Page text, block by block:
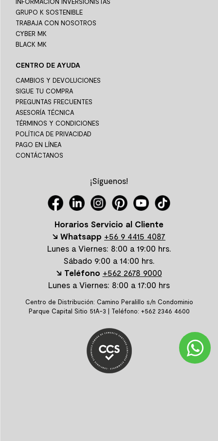
GRUPO K SOSTENIBLE
TRABAJA CON NOSOTROS
CYBER MK
BLACK MK
CENTRO DE AYUDA
CAMBIOS Y DEVOLUCIONES
SIGUE TU COMPRA
PREGUNTAS FRECUENTES
ASESORÍA TÉCNICA
TÉRMINOS Y CONDICIONES
POLÍTICA DE PRIVACIDAD
PAGO EN LÍNEA
CONTÁCTANOS
¡Síguenos!
Horarios Servicio al Cliente
↘ Whatsapp +56 9 4415 4087
Lunes a Viernes: 8:00 a 19:00 hrs.
Sábado 9:00 a 14:00 hrs.
↘ Teléfono +562 2678 9000
Lunes a Viernes: 8:00 a 17:00 hrs
Centro de Distribución: Camino Peralillo s/n Condominio
Parque Capital Sitio 51A-3 | Teléfono: +562 2346 4600